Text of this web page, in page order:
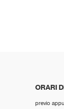
ORARI
previo